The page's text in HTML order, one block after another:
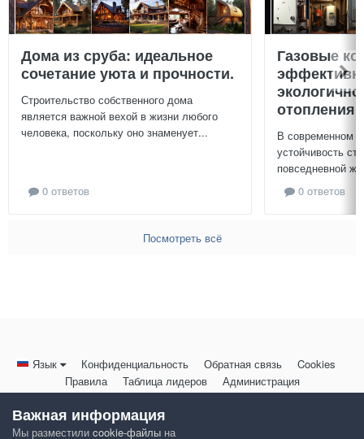
Дома из сруба: идеальное
сочетание уюта и прочности.
Строительство собственного дома
является важной вехой в жизни любого
человека, поскольку оно знаменует...
0 ответов
Газовые
отопления
В современном
устойчивость
повседневной
0 ответов
Посмотреть всё
Язык Конфиденциальность Обратная связь
Cookies
Правила
Таблица лидеров Администрация
Powered by Invision Community
Важная информация
Мы разместили cookie-файлы на